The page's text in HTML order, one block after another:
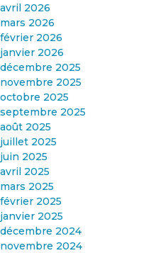
avril 2026
mars 2026
février 2026
janvier 2026
décembre 2025
novembre 2025
octobre 2025
septembre 2025
août 2025
juillet 2025
juin 2025
avril 2025
mars 2025
février 2025
janvier 2025
décembre 2024
novembre 2024